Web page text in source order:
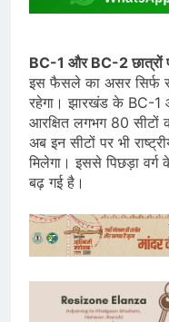
BC-1 और BC-2 छात्रों
इस फैसले का असर सिर्फ
रहेगा। झारखंड के BC-1
आरक्षित लगभग 80 सीटों
अब इन सीटों पर भी
मिलेगा। इससे पिछड़ा
बढ़ गई है।